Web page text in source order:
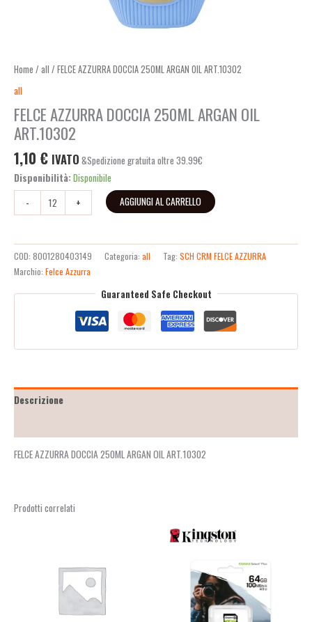
Home / all / FELCE AZZURRA DOCCIA 250ML ARGAN OIL ART.10302
all
FELCE AZZURRA DOCCIA 250ML ARGAN OIL
ART.10302
1,10 € IVATO &Spedizione gratuita oltre 39.99€
Disponibilità:Disponibile
-
+ AGGIUNGI AL CARRELLO
COD: 8001280403149 Categoria: all Tag: SCH CRM FELCE AZZURRA
Marchio: Felce Azzurra
Guaranteed Safe Checkout
Descrizione
FELCE AZZURRA DOCCIA 250ML ARGAN OIL ART.10302
Prodotti correlati